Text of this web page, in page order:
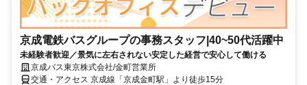
京成電鉄バスグループの事務スタッフ|40~50代活躍中
未経験者歓迎／景気に左右されない安定した経営で安心して働ける
京成バス東京株式会社/金町営業所
交通・アクセス 京成線「京成金町駅」より徒歩15分